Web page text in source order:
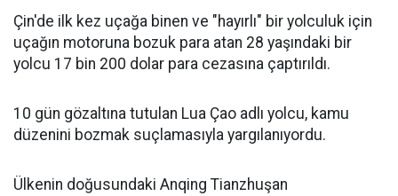
Çin'de ilk kez uçağa binen ve "hayırlı" bir yolculuk için
uçağın motoruna bozuk para atan 28 yaşındaki bir
yolcu 17 bin 200 dolar para cezasına çaptırıldı.
10 gün gözaltına tutulan Lua Çao adlı yolcu, kamu
düzenini bozmak suçlamasıyla yargılanıyordu.
Ülkenin doğusundaki Anqing Tianzhuşan